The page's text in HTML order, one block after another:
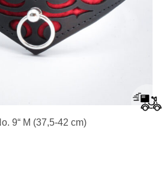
9“ M (37,5-42 cm)